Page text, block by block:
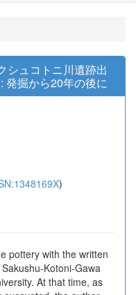
シュコトニ川遺跡出
発掘から20年の後に
)
pottery with the written
Kotoni-Gawa
At that time, as